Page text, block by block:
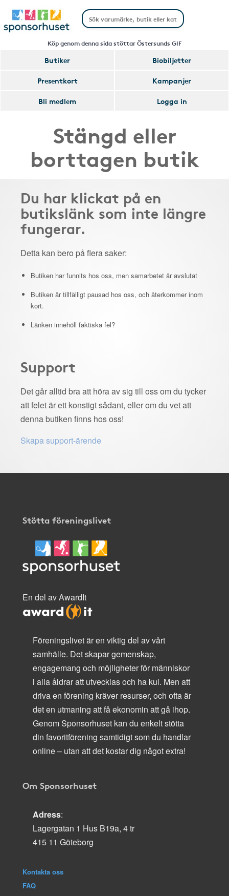
Köp genom denna sida stöttar Östersunds GIF
Butiker
Biobiljetter
Presentkort
Kampanjer
Bli medlem
Logga in
Stängd eller
borttagen butik
Du har klickat på en
butikslänk som inte längre
fungerar.
Detta kan bero på flera saker:
Butiken har funnits hos oss, men samarbetet är avslutat
Butiken är tillfälligt pausad hos oss, och återkommer inom
kort.
Länken innehöll faktiska fel?
Support
Det går alltid bra att höra av sig till oss om du tycker
att felet är ett konstigt sådant, eller om du vet att
denna butiken finns hos oss!
Skapa support-ärende
Stötta föreningslivet
En del av AwardIt
Föreningslivet är en viktig del av vårt
samhälle. Det skapar gemenskap,
engagemang och möjligheter för människor
i alla åldrar att utvecklas och ha kul. Men att
driva en förening kräver resurser, och ofta är
det en utmaning att få ekonomin att gå ihop.
Genom Sponsorhuset kan du enkelt stötta
din favoritförening samtidigt som du handlar
online – utan att det kostar dig något extra!
Om Sponsorhuset
Adress:
Lagergatan 1 Hus B19a, 4 tr
415 11 Göteborg
Kontakta oss
FAQ